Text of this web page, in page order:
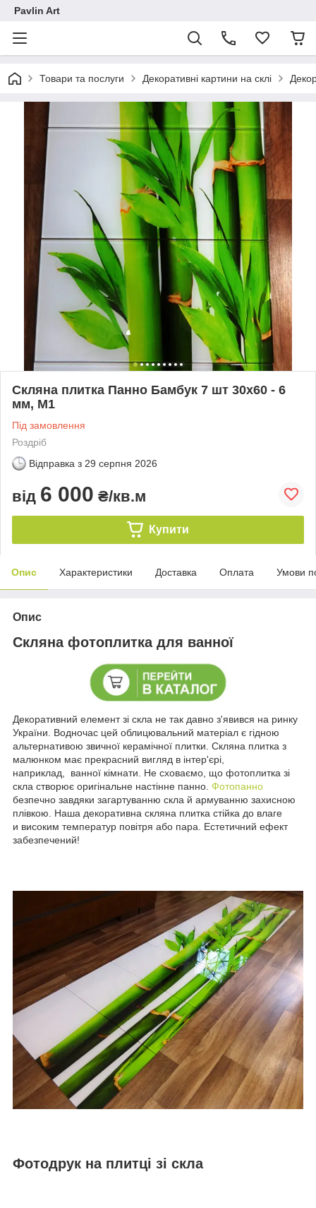
Pavlin Art
Товари та послуги Декоративні картини на склі
Скляна плитка Панно Бамбук 7 шт 30х60 - 6
мм, М1
Під замовлення
Роздріб
Відправка з 29 серпня 2026
від 6 000 ₴/кв.м
Купити
Опис Характеристики Доставка Оплата Умови
Опис
Скляна фотоплитка для ванної
Декоративний елемент зі скла не так давно з'явився на ринку
України. Водночас цей облицювальний матеріал є гідною
альтернативою звичної керамічної плитки. Скляна плитка з
малюнком має прекрасний вигляд в інтер'єрі,
наприклад, ванної кімнати. Не сховаємо, що фотоплитка зі
скла створює оригінальне настінне панно. Фотопанно
безпечно завдяки загартуванню скла й армуванню захисною
плівкою. Наша декоративна скляна плитка стійка до влаге
и високим температур повітря або пара. Естетичний ефект
забезпечений!
Фотодрук на плитці зі скла